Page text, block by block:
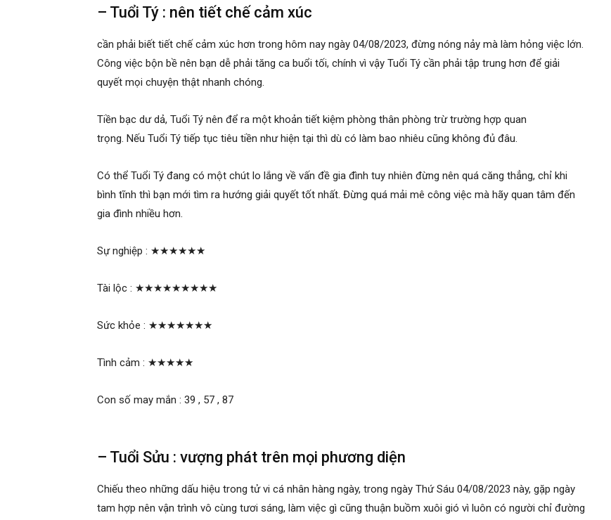
– Tuổi Tý : nên tiết chế cảm xúc
cần phải biết tiết chế cảm xúc hơn trong hôm nay ngày 04/08/2023, đừng nóng nảy mà làm hỏng việc lớn.
Công việc bộn bề nên bạn dễ phải tăng ca buổi tối, chính vì vậy Tuổi Tý cần phải tập trung hơn để giải
quyết mọi chuyện thật nhanh chóng.
Tiền bạc dư dả, Tuổi Tý nên để ra một khoản tiết kiệm phòng thân phòng trừ trường hợp quan
trọng. Nếu Tuổi Tý tiếp tục tiêu tiền như hiện tại thì dù có làm bao nhiêu cũng không đủ đâu.
Có thể Tuổi Tý đang có một chút lo lắng về vấn đề gia đình tuy nhiên đừng nên quá căng thẳng, chỉ khi
bình tĩnh thì bạn mới tìm ra hướng giải quyết tốt nhất. Đừng quá mải mê công việc mà hãy quan tâm đến
gia đình nhiều hơn.
Sự nghiệp : ★★★★★★
Tài lộc : ★★★★★★★★★
Sức khỏe : ★★★★★★★
Tình cảm : ★★★★★
Con số may mắn : 39 , 57 , 87
– Tuổi Sửu : vượng phát trên mọi phương diện
Chiếu theo những dấu hiệu trong tử vi cá nhân hàng ngày, trong ngày Thứ Sáu 04/08/2023 này, gặp ngày
tam hợp nên vận trình vô cùng tươi sáng, làm việc gì cũng thuận buồm xuôi gió vì luôn có người chỉ đường